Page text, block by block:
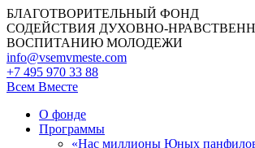
БЛАГОТВОРИТЕЛЬНЫЙ ФОНД
СОДЕЙСТВИЯ ДУХОВНО-
ВОСПИТАНИЮ МОЛОДЕЖИ
info@vsemvmeste.com
+7 495 970 33 88
Всем Вместе
О фонде
Программы
«Нас миллионы Юных